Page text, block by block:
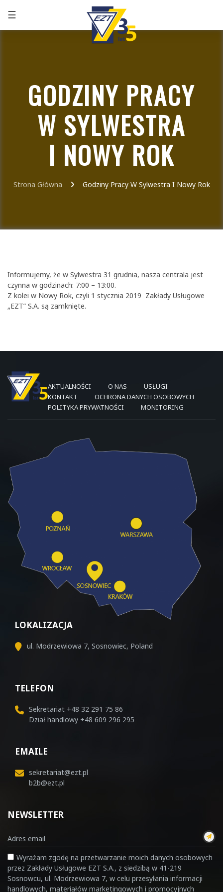
☰
GODZINY PRACY
W SYLWESTRA
I NOWY ROK
Strona Główna Godziny Pracy W Sylwestra I Nowy Rok
Informujemy, że w Sylwestra 31 grudnia, nasza centrala jest
czynna w godzinach: 7:00 – 13:00.
Z kolei w Nowy Rok, czyli 1 stycznia 2019 Zakłady Usługowe
„EZT” S.A. są zamknięte.
AKTUALNOŚCI O NAS
USŁUGI
KONTAKT
OCHRONA DANYCH OSOBOWYCH
POLITYKA PRYWATNOŚCI
MONITORING
LOKALIZACJA
ul. Modrzewiowa 7, Sosnowiec, Poland
TELEFON
Sekretariat +48 32 291 75 86
Dział handlowy +48 609 296 295
EMAILE
sekretariat@ezt.pl
b2b@ezt.pl
NEWSLETTER
Wyrażam zgodę na przetwarzanie moich danych osobowych
przez Zakłady Usługowe EZT S.A., z siedzibą w 41-219
Sosnowcu, ul. Modrzewiowa 7, w celu przesyłania informacji
handlowych, materiałów marketingowych i promocyjnych